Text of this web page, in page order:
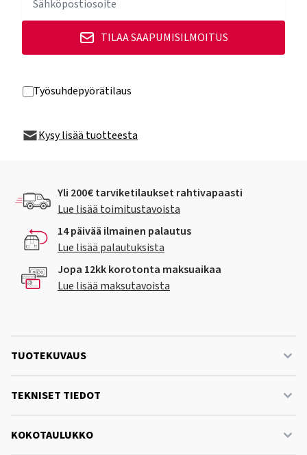
TILAA SAAPUMISILMOITUS
Työsuhdepyörätilaus
Kysy lisää tuotteesta
Yli 200€ tarviketilaukset rahtivapaasti
Lue lisää toimitustavoista
14 päivää ilmainen palautus
Lue lisää palautuksista
Jopa 12kk korotonta maksuaikaa
Lue lisää maksutavoista
TUOTEKUVAUS
TEKNISET TIEDOT
KOKOTAULUKKO